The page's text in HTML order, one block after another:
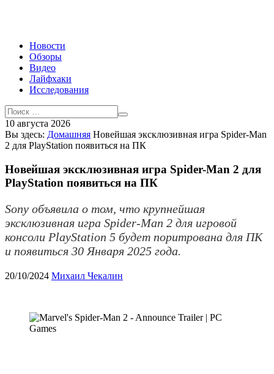
Новости
Обзоры
Видео
Лайфхаки
Исследования
10 августа 2026
Вы здесь: Домашняя Новейшая эксклюзивная игра Spider-Man
2 для PlayStation появиться на ПК
Новейшая эксклюзивная игра Spider-Man 2 для
PlayStation появиться на ПК
Sony объявила о том, что крупнейшая
эксклюзивная игра Spider-Man 2 для игровой
консоли PlayStation 5 будет поритрована для ПК
и появиться 30 Января 2025 года.
20/10/2024 Михаил Чекалин